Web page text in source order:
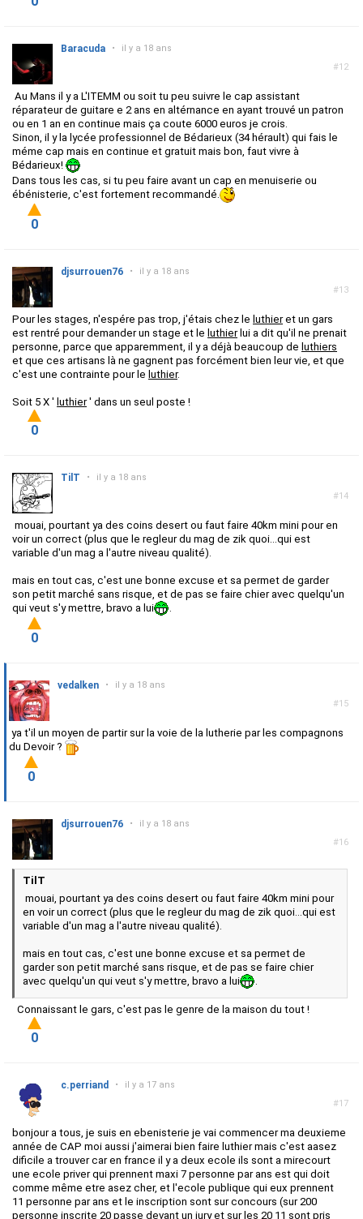
#12
Baracuda • il y a 18 ans
Au Mans il y a L'ITEMM ou soit tu peu suivre le cap assistant
réparateur de guitare e 2 ans en altérnance en ayant trouvé un patron
ou en 1 an en continue mais ça coute 6000 euros je crois.
Sinon, il y la lycée professionnel de Bédarieux (34 hérault) qui fais le
méme cap mais en continue et gratuit mais bon, faut vivre à
Bédarieux!
Dans tous les cas, si tu peu faire avant un cap en menuiserie ou
ébénisterie, c'est fortement recommandé.
0
#13
djsurrouen76 • il y a 18 ans
Pour les stages, n'espére pas trop, j'étais chez le luthieret un gars
est rentré pour demander un stage et le luthierlui a dit qu'il ne prenait
personne, parce que apparemment, il y a déjà beaucoup de luthiers
et que ces artisans là ne gagnent pas forcément bien leur vie, et que
c'est une contrainte pour le luthier.
Soit 5 X ' luthier' dans un seul poste !
0
#14
TilT • il y a 18 ans
mouai, pourtant ya des coins desert ou faut faire 40km mini pour en
voir un correct (plus que le regleur du mag de zik quoi...qui est
variable d'un mag a l'autre niveau qualité).
mais en tout cas, c'est une bonne excuse et sa permet de garder
son petit marché sans risque, et de pas se faire chier avec quelqu'un
qui veut s'y mettre, bravo a lui
.
0
#15
vedalken • il y a 18 ans
ya t'il un moyen de partir sur la voie de la lutherie par les compagnons
du Devoir ?
0
#16
djsurrouen76 • il y a 18 ans
TilT
mouai, pourtant ya des coins desert ou faut faire 40km mini pour
en voir un correct (plus que le regleur du mag de zik quoi...qui est
variable d'un mag a l'autre niveau qualité).
mais en tout cas, c'est une bonne excuse et sa permet de
garder son petit marché sans risque, et de pas se faire chier
avec quelqu'un qui veut s'y mettre, bravo a lui
.
Connaissant le gars, c'est pas le genre de la maison du tout !
0
#17
c.perriand • il y a 17 ans
bonjour a tous, je suis en ebenisterie je vai commencer ma deuxieme
année de CAP moi aussi j'aimerai bien faire luthier mais c'est aasez
dificile a trouver car en france il y a deux ecole ils sont a mirecourt
une ecole priver qui prennent maxi 7 personne par ans est qui doit
comme même etre asez cher, et l'ecole publique qui eux prennent
11 personne par ans et le inscription sont sur concours (sur 200
personne inscrite 20 passe devant un jury et sur les 20 11 sont pris